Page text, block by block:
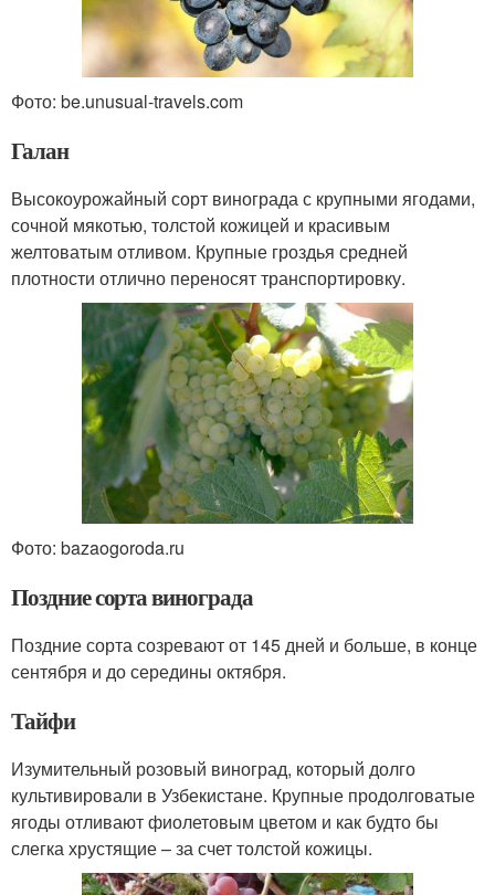
Фото: be.unusual-travels.com
Галан
Высокоурожайный сорт винограда с крупными ягодами,
сочной мякотью, толстой кожицей и красивым
желтоватым отливом. Крупные гроздья средней
плотности отлично переносят транспортировку.
Фото: bazaogoroda.ru
Поздние сорта винограда
Поздние сорта созревают от 145 дней и больше, в конце
сентября и до середины октября.
Тайфи
Изумительный розовый виноград, который долго
культивировали в Узбекистане. Крупные продолговатые
ягоды отливают фиолетовым цветом и как будто бы
слегка хрустящие – за счет толстой кожицы.